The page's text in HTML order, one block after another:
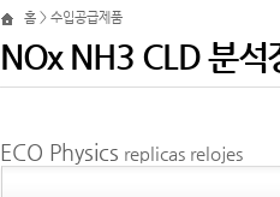
홈 > 수입공급제품
NOx NH3 CLD 분석
ECO Physics replicas relojes